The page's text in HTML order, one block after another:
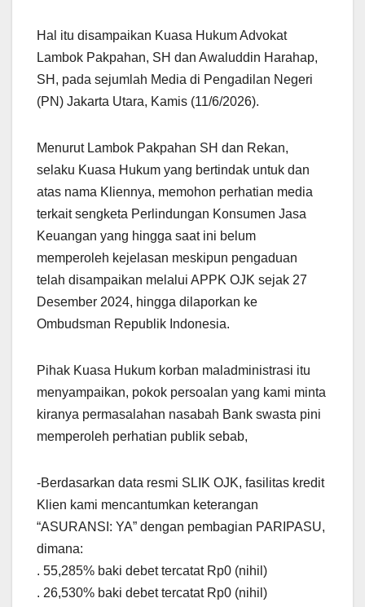
Hal itu disampaikan Kuasa Hukum Advokat
Lambok Pakpahan, SH dan Awaluddin Harahap,
SH, pada sejumlah Media di Pengadilan Negeri
(PN) Jakarta Utara, Kamis (11/6/2026).
Menurut Lambok Pakpahan SH dan Rekan,
selaku Kuasa Hukum yang bertindak untuk dan
atas nama Kliennya, memohon perhatian media
terkait sengketa Perlindungan Konsumen Jasa
Keuangan yang hingga saat ini belum
memperoleh kejelasan meskipun pengaduan
telah disampaikan melalui APPK OJK sejak 27
Desember 2024, hingga dilaporkan ke
Ombudsman Republik Indonesia.
Pihak Kuasa Hukum korban maladministrasi itu
menyampaikan, pokok persoalan yang kami minta
kiranya permasalahan nasabah Bank swasta pini
memperoleh perhatian publik sebab,
-Berdasarkan data resmi SLIK OJK, fasilitas kredit
Klien kami mencantumkan keterangan
“ASURANSI: YA” dengan pembagian PARIPASU,
dimana:
. 55,285% baki debet tercatat Rp0 (nihil)
. 26,530% baki debet tercatat Rp0 (nihil)